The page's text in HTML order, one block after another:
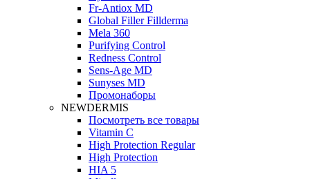
Fr‑Antiox MD
Global Filler Fillderma
Mela 360
Purifying Control
Redness Control
Sens-Age MD
Sunyses MD
Промонаборы
NEWDERMIS
Посмотреть все товары
Vitamin C
High Protection Regular
High Protection
HIA 5